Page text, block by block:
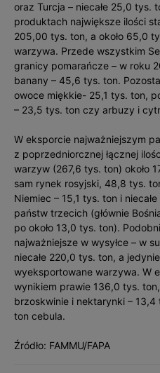
oraz Turcja – niecałe 25,0 tys.
produktach największe ilości
205,00 tys. ton, a około 65,0
warzywa. Przede wszystkim
granicy pomarańcze – w roku
banany – 45,6 tys. ton.
owoce miękkie- 25,1 tys. ton,
– 23,5 tys. ton czy arbuzy i
W eksporcie najważniejszym
z poprzedniorcznej łącznej
warzyw (267,6 tys. ton) około
sam rynek rosyjski, 48,8 tys.
Niemiec – 15,1 tys. ton i
państw trzecich (głównie
po około 13,0 tys. ton).
najważniejsze w wysyłce – w
niecałe 220,0 tys. ton, a
wyeksportowane warzywa. W
wynikiem prawie 136,0 tys.
brzoskwinie i nektarynki – 13,4
ton cebula.
Źródło: FAMMU/FAPA